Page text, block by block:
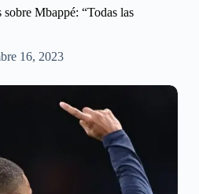
Mbappé: “Todas las
16, 2023